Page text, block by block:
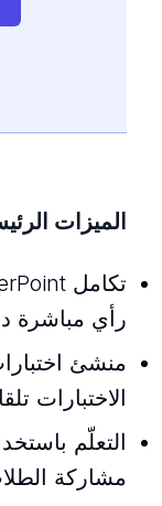
الميزات
رأي مباشرة
منشئ
الاختبارات
التعلّم
مشاركة